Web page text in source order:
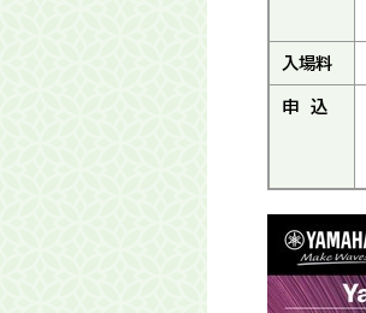
入場料
申 込